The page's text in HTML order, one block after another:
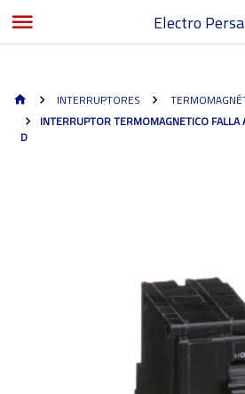
Electro Persa
INTERRUPTORES
INTERRUPTOR TERMOMAGNETICO
D